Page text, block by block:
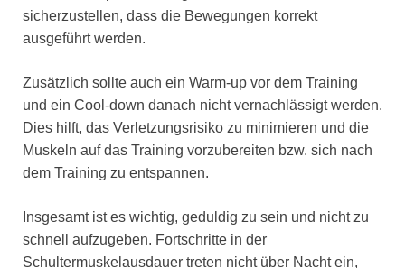
sicherzustellen, dass die Bewegungen korrekt
ausgeführt werden.
Zusätzlich sollte auch ein Warm-up vor dem Training
und ein Cool-down danach nicht vernachlässigt werden.
Dies hilft, das Verletzungsrisiko zu minimieren und die
Muskeln auf das Training vorzubereiten bzw. sich nach
dem Training zu entspannen.
Insgesamt ist es wichtig, geduldig zu sein und nicht zu
schnell aufzugeben. Fortschritte in der
Schultermuskelausdauer treten nicht über Nacht ein,